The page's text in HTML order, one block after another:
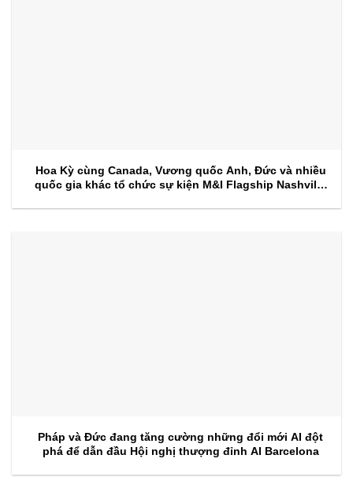
Hoa Kỳ cùng Canada, Vương quốc Anh, Đức và nhiều
quốc gia khác tổ chức sự kiện M&I Flagship Nashville
Pháp và Đức đang tăng cường những đổi mới AI đột
phá để dẫn đầu Hội nghị thượng đỉnh AI Barcelona